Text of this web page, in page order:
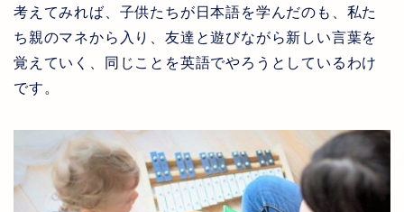
考えてみれば、子供たちが日本語を学んだのも、私た
ち親のマネから入り、友達と遊びながら新しい言葉を
覚えていく、同じことを英語でやろうとしているわけ
です。